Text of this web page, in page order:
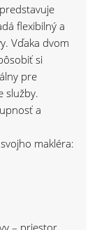
flexibilný a
Vďaka dvom
si
pre
služby.
a
makléra:
– priestor,